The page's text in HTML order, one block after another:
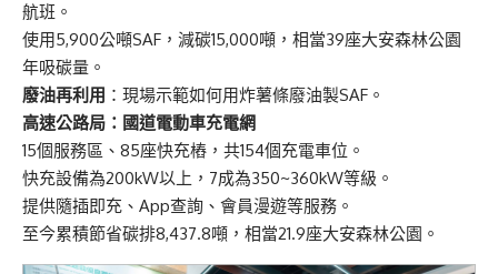
航班。
使用5,900公噸SAF，減碳15,000噸，相當39座大安森林公園
年吸碳量。
廢油再利用 ：現場示範如何用炸薯條廢油製SAF。
高速公路局：國道電動車充電網
15個服務區、85座快充樁，共154個充電車位。
快充設備為200kW以上，7成為350~360kW等級。
提供隨插即充、App查詢、會員漫遊等服務。
至今累積節省碳排8,437.8噸，相當21.9座大安森林公園。